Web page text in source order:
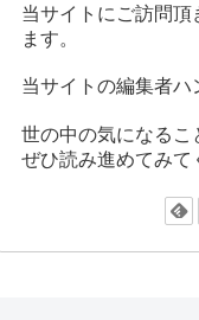
当サイトにご訪問
ます。
当サイトの編集者ハ
世の中の気になるこ
ぜひ読み進めてみて